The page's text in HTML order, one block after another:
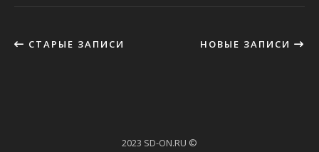
СТАРЫЕ ЗАПИСИ НОВЫЕ ЗАПИСИ
2023 SD-ON.RU ©